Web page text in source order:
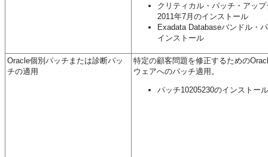
クリティカル・パッチ・アッ
2011年7月のインストール
Exadata Databaseバンドル・
インストール
Oracle個別パッチまたは診断パッ
チの適用
特定の顧客問題を修正するための
ウェアへのパッチ適用。
パッチ10205230のインストール